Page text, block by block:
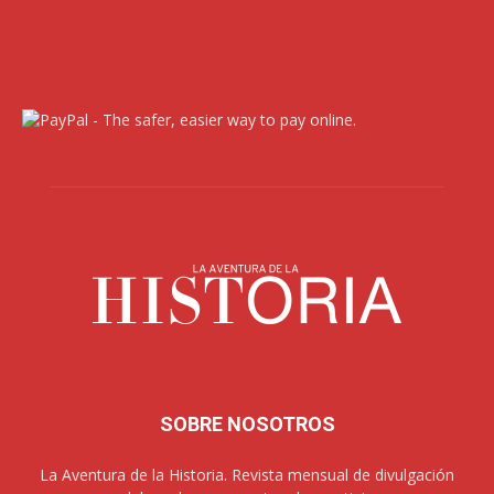
SOBRE NOSOTROS
La Aventura de la Historia. Revista mensual de divulgación